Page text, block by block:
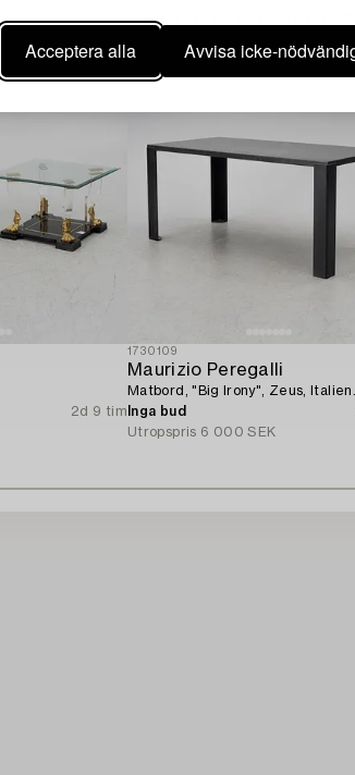
Acceptera alla Avvisa icke-
Andra har även
2d 9 tim
1730109
Maurizio Peregalli
Matbord, "Big Irony", Zeus, Italien.
Inga bud
Utropspris 6 000 SEK